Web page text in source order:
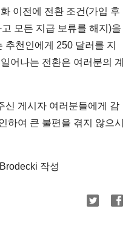
이전에 전환 조건(가입 후
모든 지급 보류를 해지)을
천인에게 250 달러를 지
어나는 전환은 여러분의 계
신 게시자 여러분들에게 감
하여 큰 불편을 겪지 않으시
작성